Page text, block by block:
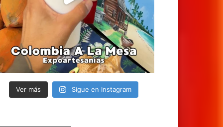
Ver más Sigue en Instagram